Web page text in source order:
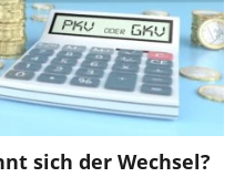
sich der Wechsel?